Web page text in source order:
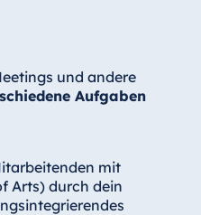
und andere
Aufgaben
mit
Arts) durch dein